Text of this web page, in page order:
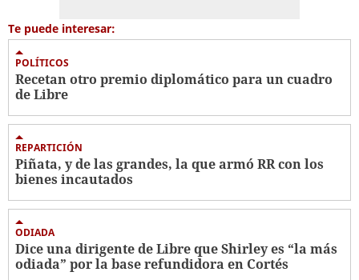
Te puede interesar:
POLÍTICOS
Recetan otro premio diplomático para un cuadro
de Libre
REPARTICIÓN
Piñata, y de las grandes, la que armó RR con los
bienes incautados
ODIADA
Dice una dirigente de Libre que Shirley es “la más
odiada” por la base refundidora en Cortés